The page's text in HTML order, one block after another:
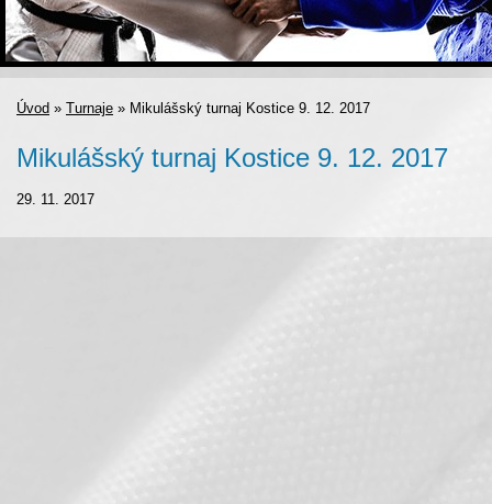
Úvod » Turnaje » Mikulášský turnaj Kostice 9. 12. 2017
Mikulášský turnaj Kostice 9. 12. 2017
29. 11. 2017